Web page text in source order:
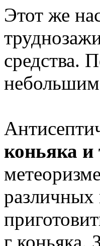
Этот же
средства.
коньяка и
г коньяка.